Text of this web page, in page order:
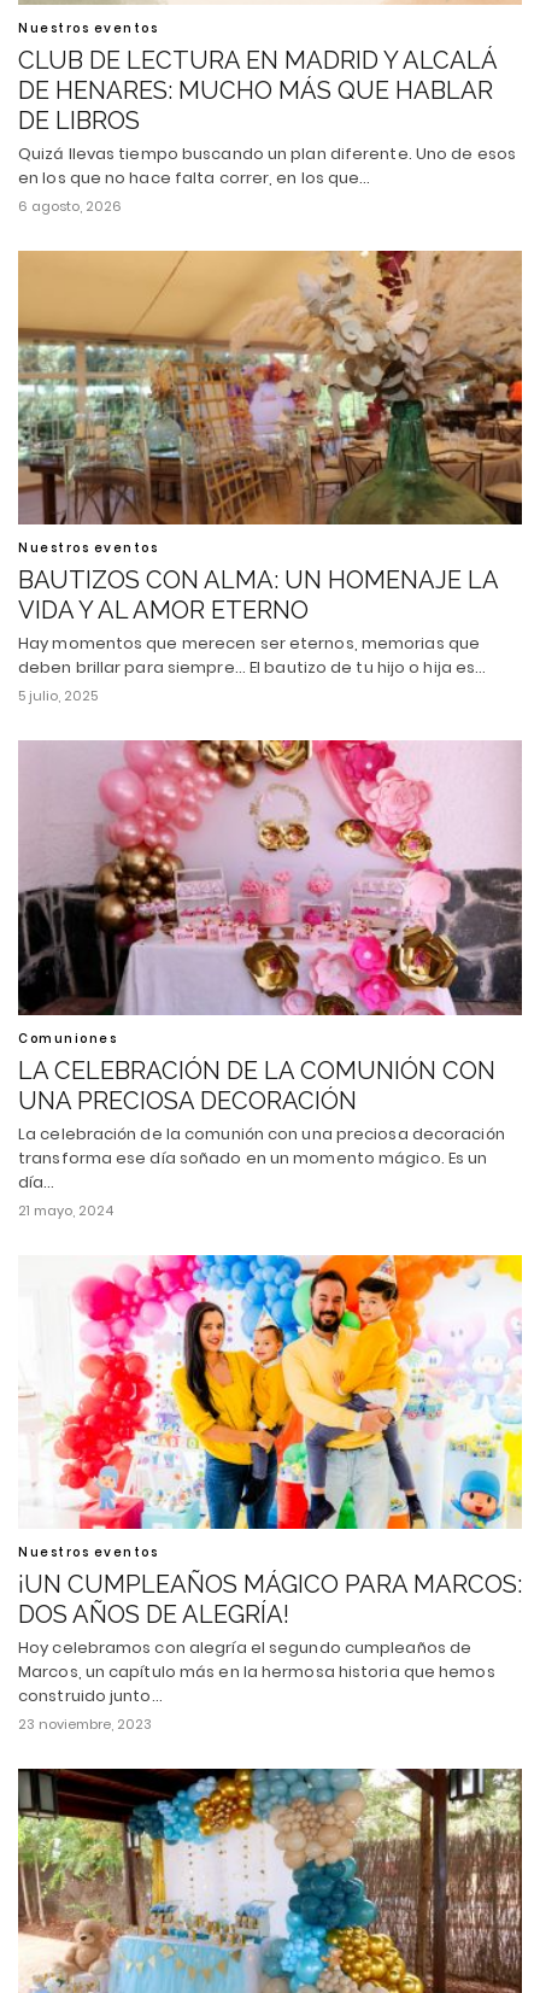
Nuestros eventos
CLUB DE LECTURA EN MADRID Y ALCALÁ
DE HENARES: MUCHO MÁS QUE HABLAR
DE LIBROS
Quizá llevas tiempo buscando un plan diferente. Uno de esos
en los que no hace falta correr, en los que…
6 agosto, 2026
Nuestros eventos
BAUTIZOS CON ALMA: UN HOMENAJE LA
VIDA Y AL AMOR ETERNO
Hay momentos que merecen ser eternos, memorias que
deben brillar para siempre... El bautizo de tu hijo o hija es…
5 julio, 2025
Comuniones
LA CELEBRACIÓN DE LA COMUNIÓN CON
UNA PRECIOSA DECORACIÓN
La celebración de la comunión con una preciosa decoración
transforma ese día soñado en un momento mágico. Es un
día…
21 mayo, 2024
Nuestros eventos
¡UN CUMPLEAÑOS MÁGICO PARA MARCOS:
DOS AÑOS DE ALEGRÍA!
Hoy celebramos con alegría el segundo cumpleaños de
Marcos, un capítulo más en la hermosa historia que hemos
construido junto…
23 noviembre, 2023